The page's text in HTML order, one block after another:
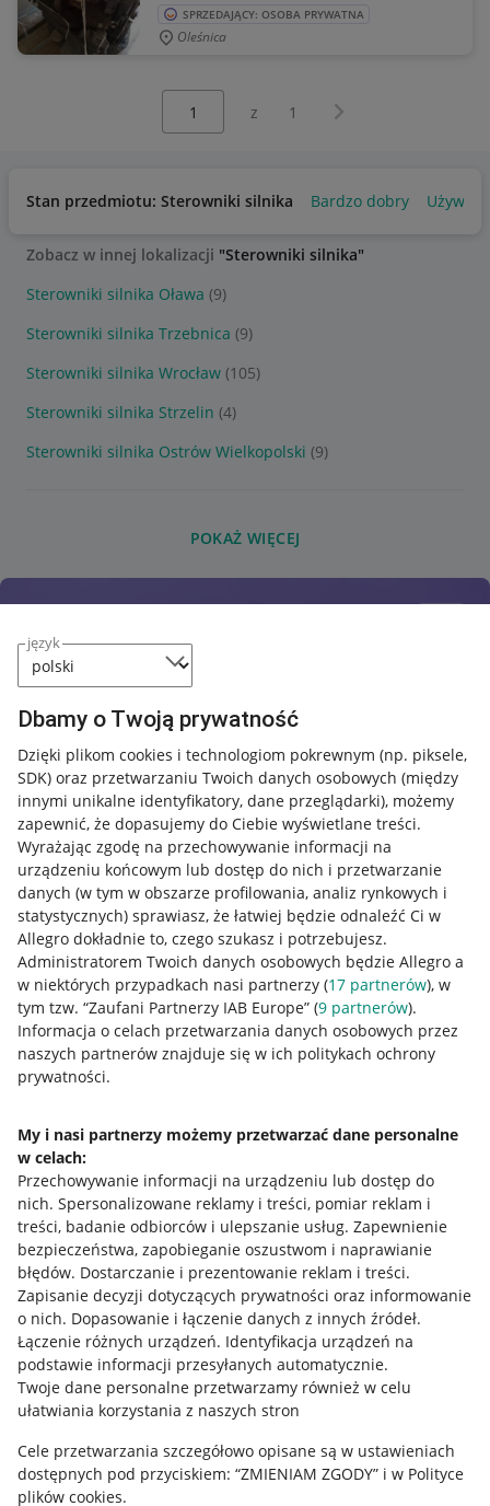
język
Dbamy o Twoją prywatność
Dzięki plikom cookies i technologiom pokrewnym (np. piksele,
SDK) oraz przetwarzaniu Twoich danych osobowych (między
innymi unikalne identyfikatory, dane przeglądarki), możemy
zapewnić, że dopasujemy do Ciebie wyświetlane treści.
Wyrażając zgodę na przechowywanie informacji na
urządzeniu końcowym lub dostęp do nich i przetwarzanie
danych (w tym w obszarze profilowania, analiz rynkowych i
statystycznych) sprawiasz, że łatwiej będzie odnaleźć Ci w
Allegro dokładnie to, czego szukasz i potrzebujesz.
Administratorem Twoich danych osobowych będzie Allegro a
w niektórych przypadkach nasi partnerzy (17 partnerów), w
tym tzw. “Zaufani Partnerzy IAB Europe” (9 partnerów).
Informacja o celach przetwarzania danych osobowych przez
naszych partnerów znajduje się w ich politykach ochrony
prywatności.
My i nasi partnerzy możemy przetwarzać dane personalne
w celach:
Przechowywanie informacji na urządzeniu lub dostęp do
nich. Spersonalizowane reklamy i treści, pomiar reklam i
treści, badanie odbiorców i ulepszanie usług. Zapewnienie
bezpieczeństwa, zapobieganie oszustwom i naprawianie
błędów. Dostarczanie i prezentowanie reklam i treści.
Zapisanie decyzji dotyczących prywatności oraz informowanie
o nich. Dopasowanie i łączenie danych z innych źródeł.
Łączenie różnych urządzeń. Identyfikacja urządzeń na
podstawie informacji przesyłanych automatycznie.
Twoje dane personalne przetwarzamy również w celu
ułatwiania korzystania z naszych stron
Cele przetwarzania szczegółowo opisane są w ustawieniach
dostępnych pod przyciskiem: “ZMIENIAM ZGODY” i w Polityce
plików cookies.
SPRZEDAJĄCY: OSOBA PRYWATNA
Oleśnica
z 1 Następna strona
Stan przedmiotu: Sterowniki silnika Bardzo dobry Używany
Zobacz w innej lokalizacji "Sterowniki silnika"
Sterowniki silnika Oława (9)
Sterowniki silnika Trzebnica (9)
Sterowniki silnika Wrocław (105)
Sterowniki silnika Strzelin (4)
Sterowniki silnika Ostrów Wielkopolski (9)
POKAŻ WIĘCEJ
Przydatne informacje
Jak to działa
Allegro Gadane dla sprzedających
Allegro Gadane dla kupujących
Mapa miejscowości
Informacje prawne
Regulamin
Polityka plików "cookies"
Ustawienia plików "cookies"
Udostępnianie lokalizacji
Informacje dla Aktu o Usługach Cyfrowych